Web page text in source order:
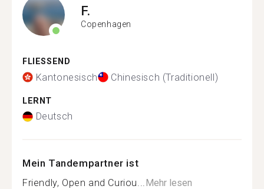
F.
Copenhagen
FLIESSEND
Kantonesisch Chinesisch (Traditionell)
LERNT
Deutsch
Mein Tandempartner ist
Friendly, Open and Curiou...Mehr lesen